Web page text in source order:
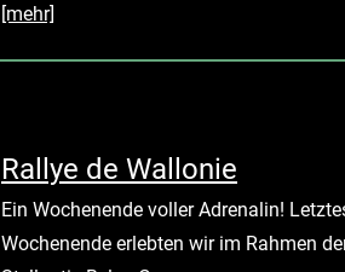
[mehr]
Rallye de Wallonie
Ein Wochenende voller Adrenalin!
Wochenende erlebten wir im Rahmen